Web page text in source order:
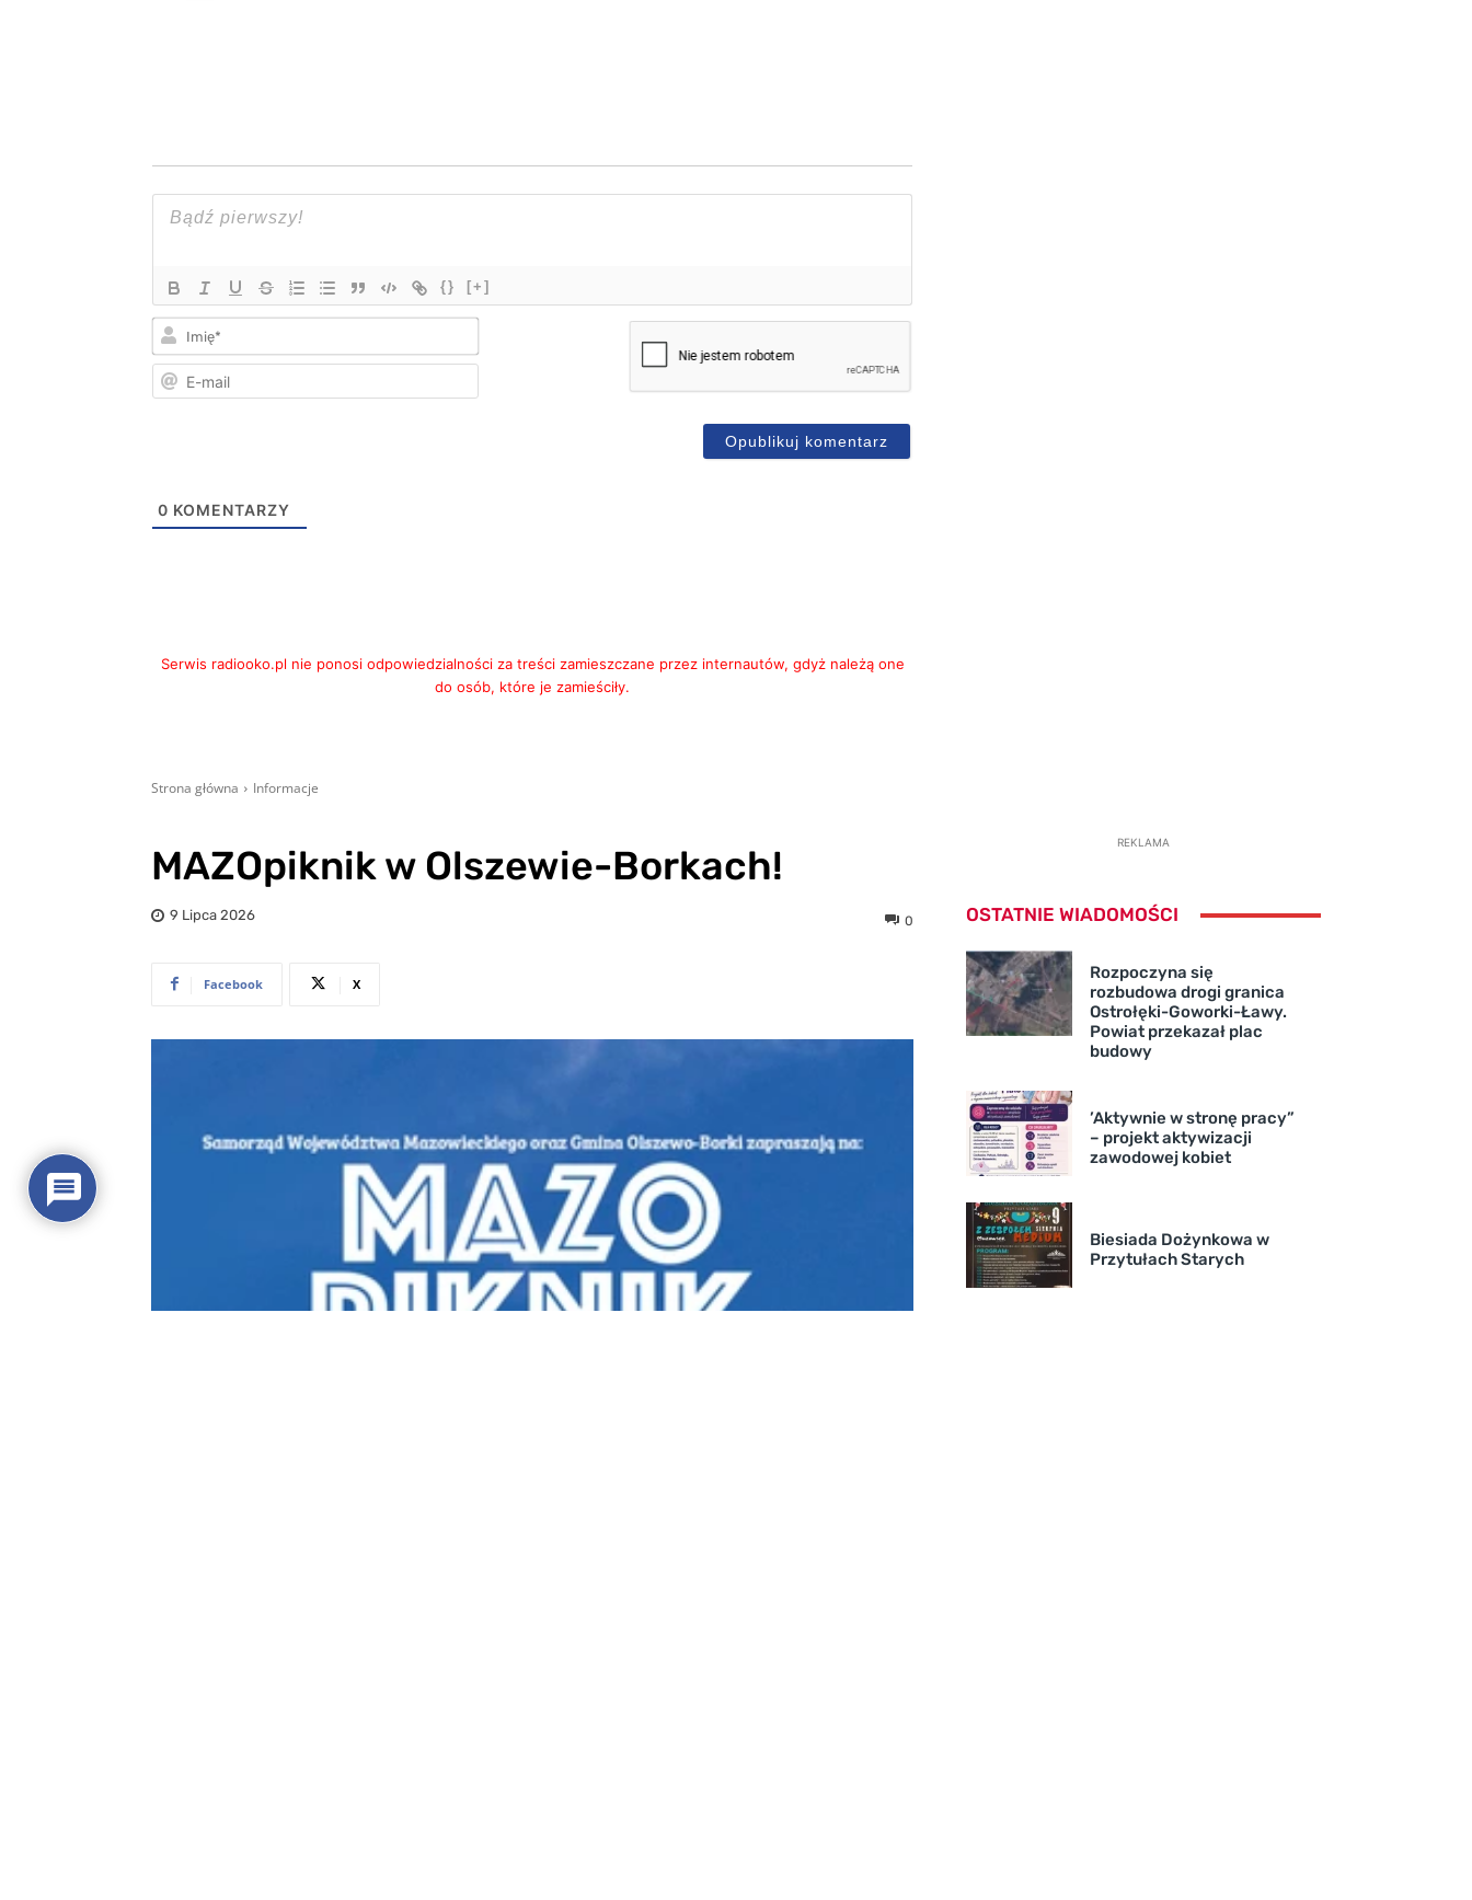
{} [+]
mail
0 KOMENTARZY
Serwis radiooko.pl nie ponosi odpowiedzialności za treści zamieszczane przez internautów, gdyż należą one
do osób, które je zamieściły.